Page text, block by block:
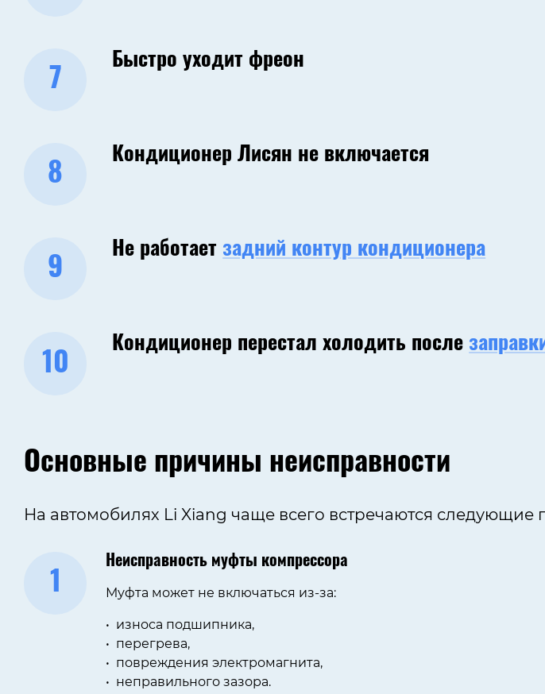
7
Быстро уходит фреон
8
Кондиционер Лисян не включается
9
Не работает задний контур кондиционера
10
Кондиционер перестал холодить после
Основные причины неисправности
На автомобилях Li Xiang чаще всего встречаются следующие
1
Неисправность муфты компрессора
Муфта может не включаться из-за:
износа подшипника,
перегрева,
повреждения электромагнита,
неправильного зазора.